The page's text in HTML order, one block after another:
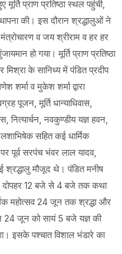
प्राण प्रतिष्ठा स्थल पहुंची,
की। इस दौरान श्रद्धालुओं ने
व जय श्रीराम व हर हर
हो गया। मूर्ति प्राण प्रतिष्ठा
के सानिध्य में पंडित प्रदीप
शर्मा व मुकेश शर्मा द्वारा
पूजन, मूर्ति धान्याधिवास,
नित्यार्चन, नवकुण्डीय यज्ञ हवन,
सहित कई धार्मिक
पूर्व सरपंच भंवर लाल यादव,
श्रद्धालु मौजूद थे। पंडित मनीष
दोपहर 12 बजे से 4 बजे तक कथा
महोत्सव 24 जून तक श्रद्धा और
24 जून को सायं 5 बजे यज्ञ की
इसके पश्चात विशाल भंडारे का